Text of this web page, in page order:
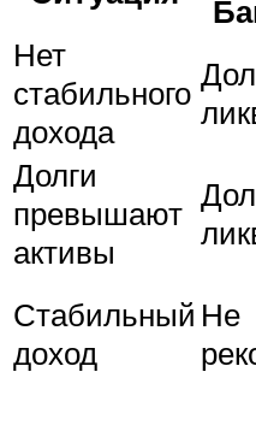
Нет
стабильного
дохода
Долги
превышают
активы
Стабильный
доход
Не